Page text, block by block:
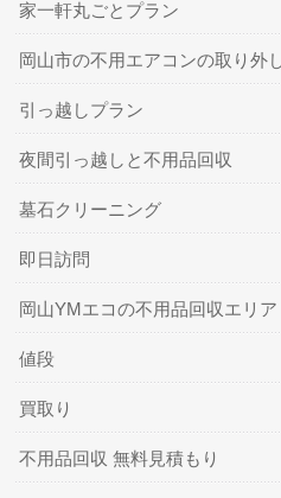
家一軒丸ごとプラン
岡山市の不用エアコンの取り外
引っ越しプラン
夜間引っ越しと不用品回収
墓石クリーニング
即日訪問
岡山YMエコの不用品回収エリア
値段
買取り
不用品回収 無料見積もり